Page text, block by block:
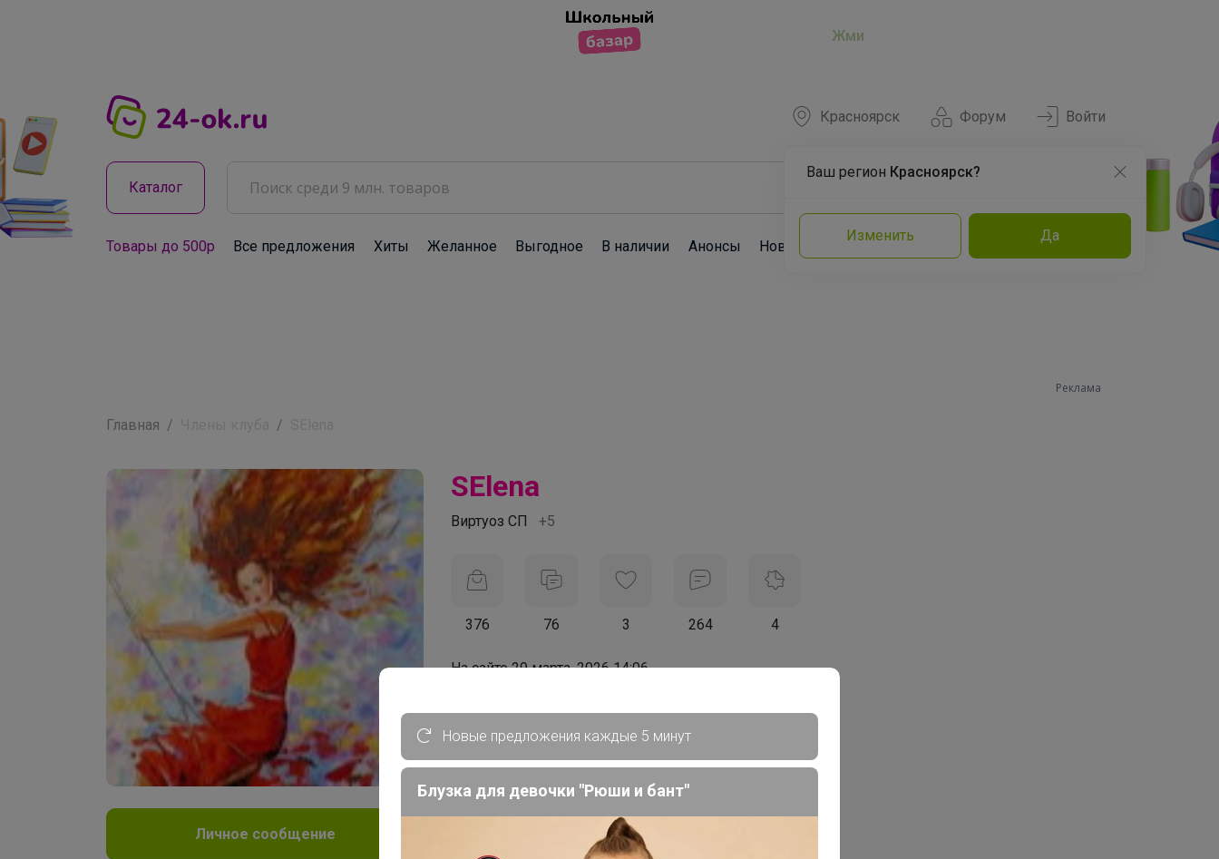
Жми
Форум
Красноярск
Ваш регион Красноярск?
Изменить Да
Войти
Каталог
Товары до 500р Все предложения Хиты Желанное Выгодное В наличии Анонсы Новости Команда Эксперты
Реклама
Главная
Личное сообщение
SElena
Виртуоз СП +5
376 76 3 264 4
На сайте 29 марта, 2026 14:06
Красноярск
Новые предложения каждые 5 минут
Блузка для девочки "Рюши и бант"